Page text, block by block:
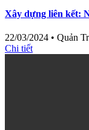
Xây dựng liên kết:
22/03/2024 • Quản
Chi tiết